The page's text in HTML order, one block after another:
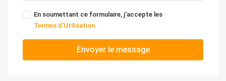
En soumettant ce formulaire, j'accepte les
Termes d'Utilisation
Envoyer le message